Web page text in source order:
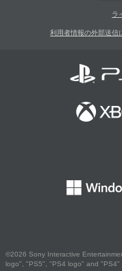
ラ
利用者情報の外部送信
©2026 Sony Interactive
logo", "PS5", "PS4 logo" and "PS4"